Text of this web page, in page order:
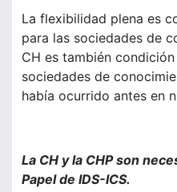
La flexibilidad plena es
para las sociedades de
CH es también
sociedades de
había ocurrido antes en
La CH y la CHP son
Papel de IDS-ICS.